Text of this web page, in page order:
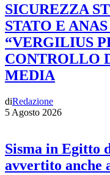
SICUREZZA
STATO E
“VERGILIUS
CONTROLLO
MEDIA
diRedazione
5 Agosto 2026
Sisma in Egitto
avvertito anche